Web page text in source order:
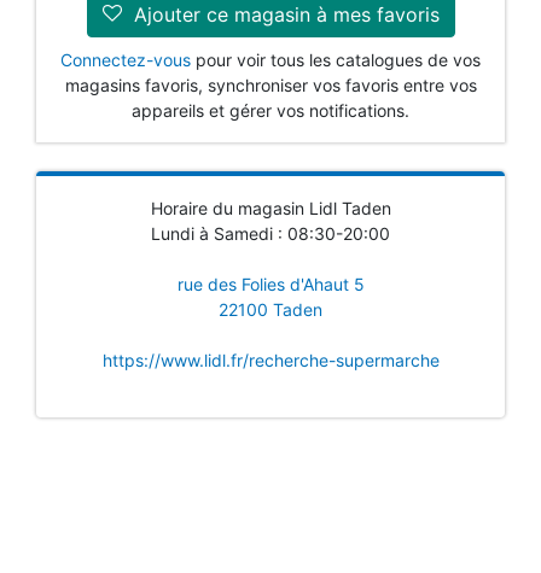
Ajouter ce magasin à mes favoris
Connectez-vous pour voir tous les catalogues de vos
magasins favoris, synchroniser vos favoris entre vos
appareils et gérer vos notifications.
Horaire du magasin Lidl Taden
Lundi à Samedi : 08:30-20:00
rue des Folies d'Ahaut 5
22100 Taden
https://www.lidl.fr/recherche-supermarche